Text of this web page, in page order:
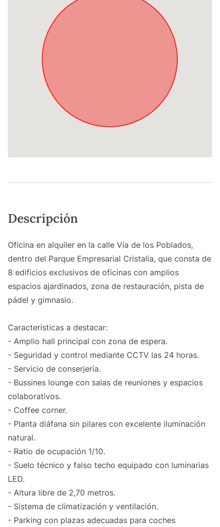
Descripción
Oficina en alquiler en la calle Vía de los Poblados,
dentro del Parque Empresarial Cristalia, que consta de
8 edificios exclusivos de oficinas con amplios
espacios ajardinados, zona de restauración, pista de
pádel y gimnasio.
Características a destacar:
- Amplio hall principal con zona de espera.
- Seguridad y control mediante CCTV las 24 horas.
- Servicio de conserjería.
- Bussines lounge con salas de reuniones y espacios
colaborativos.
- Coffee corner.
- Planta diáfana sin pilares con excelente iluminación
natural.
- Ratio de ocupación 1/10.
- Suelo técnico y falso techo equipado con luminarias
LED.
- Altura libre de 2,70 metros.
- Sistema de climatización y ventilación.
- Parking con plazas adecuadas para coches